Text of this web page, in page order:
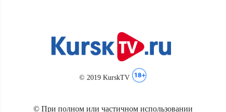
© 2019 KurskTV
© При полном или частичном использовании